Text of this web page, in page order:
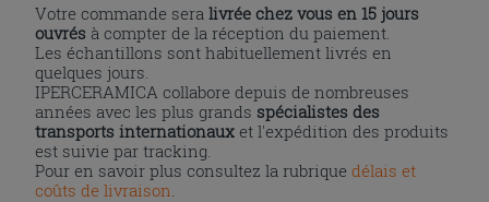
Votre commande seralivrée chez vous en 15 jours
ouvrés à compter de la réception du paiement.
Les échantillons sont habituellement livrés en
quelques jours.
IPERCERAMICA collabore depuis de nombreuses
années avec les plus grands spécialistes des
transports internationaux et l'expédition des produits
est suivie par tracking.
Pour en savoir plus consultez la rubriquedélais et
coûts de livraison